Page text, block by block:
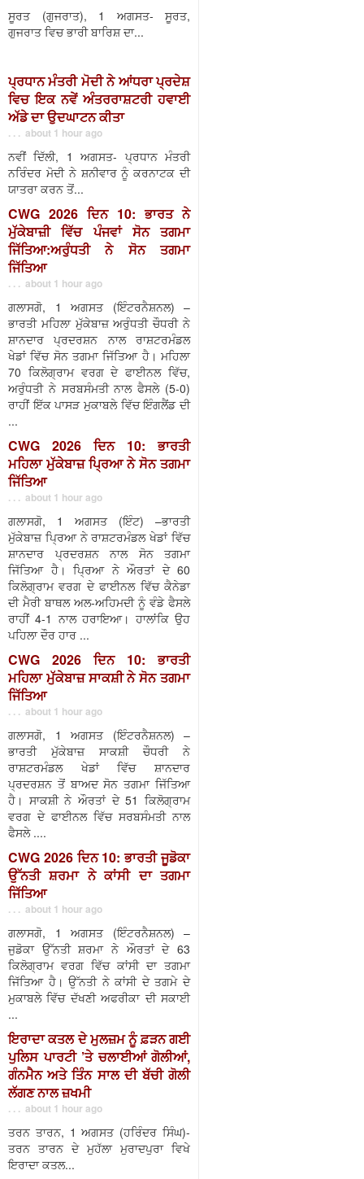
ਸੂਰਤ (ਗੁਜਰਾਤ), 1 ਅਗਸਤ- ਸੂਰਤ,
ਗੁਜਰਾਤ ਵਿਚ ਭਾਰੀ ਬਾਰਿਸ਼ ਦਾ...
ਪ੍ਰਧਾਨ ਮੰਤਰੀ ਮੋਦੀ ਨੇ ਆਂਧਰਾ ਪ੍ਰਦੇਸ਼
ਵਿਚ ਇਕ ਨਵੇਂ ਅੰਤਰਰਾਸ਼ਟਰੀ ਹਵਾਈ
ਅੱਡੇ ਦਾ ਉਦਘਾਟਨ ਕੀਤਾ
. . . about 1 hour ago
ਨਵੀਂ ਦਿੱਲੀ, 1 ਅਗਸਤ- ਪ੍ਰਧਾਨ ਮੰਤਰੀ
ਨਰਿੰਦਰ ਮੋਦੀ ਨੇ ਸ਼ਨੀਵਾਰ ਨੂੰ ਕਰਨਾਟਕ ਦੀ
ਯਾਤਰਾ ਕਰਨ ਤੋਂ...
CWG 2026 ਦਿਨ 10: ਭਾਰਤ ਨੇ
ਮੁੱਕੇਬਾਜ਼ੀ ਵਿੱਚ ਪੰਜਵਾਂ ਸੋਨ ਤਗਮਾ
ਜਿੱਤਿਆ:ਅਰੁੰਧਤੀ ਨੇ ਸੋਨ ਤਗਮਾ
ਜਿੱਤਿਆ
. . . about 1 hour ago
ਗਲਾਸਗੋ, 1 ਅਗਸਤ (ਇੰਟਰਨੈਸ਼ਨਲ) –
ਭਾਰਤੀ ਮਹਿਲਾ ਮੁੱਕੇਬਾਜ਼ ਅਰੁੰਧਤੀ ਚੌਧਰੀ ਨੇ
ਸ਼ਾਨਦਾਰ ਪ੍ਰਦਰਸ਼ਨ ਨਾਲ ਰਾਸ਼ਟਰਮੰਡਲ
ਖੇਡਾਂ ਵਿੱਚ ਸੋਨ ਤਗਮਾ ਜਿੱਤਿਆ ਹੈ। ਮਹਿਲਾ
70 ਕਿਲੋਗ੍ਰਾਮ ਵਰਗ ਦੇ ਫਾਈਨਲ ਵਿੱਚ,
ਅਰੁੰਧਤੀ ਨੇ ਸਰਬਸੰਮਤੀ ਨਾਲ ਫੈਸਲੇ (5-0)
ਰਾਹੀਂ ਇੱਕ ਪਾਸੜ ਮੁਕਾਬਲੇ ਵਿੱਚ ਇੰਗਲੈਂਡ ਦੀ
...
CWG 2026 ਦਿਨ 10: ਭਾਰਤੀ
ਮਹਿਲਾ ਮੁੱਕੇਬਾਜ਼ ਪ੍ਰਿਆ ਨੇ ਸੋਨ ਤਗਮਾ
ਜਿੱਤਿਆ
. . . about 1 hour ago
ਗਲਾਸਗੋ, 1 ਅਗਸਤ (ਇੰਟ) –ਭਾਰਤੀ
ਮੁੱਕੇਬਾਜ਼ ਪ੍ਰਿਆ ਨੇ ਰਾਸ਼ਟਰਮੰਡਲ ਖੇਡਾਂ ਵਿੱਚ
ਸ਼ਾਨਦਾਰ ਪ੍ਰਦਰਸ਼ਨ ਨਾਲ ਸੋਨ ਤਗਮਾ
ਜਿੱਤਿਆ ਹੈ। ਪ੍ਰਿਆ ਨੇ ਔਰਤਾਂ ਦੇ 60
ਕਿਲੋਗ੍ਰਾਮ ਵਰਗ ਦੇ ਫਾਈਨਲ ਵਿੱਚ ਕੈਨੇਡਾ
ਦੀ ਮੈਰੀ ਬਾਥਲ ਅਲ-ਅਹਿਮਦੀ ਨੂੰ ਵੰਡੇ ਫੈਸਲੇ
ਰਾਹੀਂ 4-1 ਨਾਲ ਹਰਾਇਆ। ਹਾਲਾਂਕਿ ਉਹ
ਪਹਿਲਾ ਦੌਰ ਹਾਰ ...
CWG 2026 ਦਿਨ 10: ਭਾਰਤੀ
ਮਹਿਲਾ ਮੁੱਕੇਬਾਜ਼ ਸਾਕਸ਼ੀ ਨੇ ਸੋਨ ਤਗਮਾ
ਜਿੱਤਿਆ
. . . about 1 hour ago
ਗਲਾਸਗੋ, 1 ਅਗਸਤ (ਇੰਟਰਨੈਸ਼ਨਲ) –
ਭਾਰਤੀ ਮੁੱਕੇਬਾਜ਼ ਸਾਕਸ਼ੀ ਚੌਧਰੀ ਨੇ
ਰਾਸ਼ਟਰਮੰਡਲ ਖੇਡਾਂ ਵਿੱਚ ਸ਼ਾਨਦਾਰ
ਪ੍ਰਦਰਸ਼ਨ ਤੋਂ ਬਾਅਦ ਸੋਨ ਤਗਮਾ ਜਿੱਤਿਆ
ਹੈ। ਸਾਕਸ਼ੀ ਨੇ ਔਰਤਾਂ ਦੇ 51 ਕਿਲੋਗ੍ਰਾਮ
ਵਰਗ ਦੇ ਫਾਈਨਲ ਵਿੱਚ ਸਰਬਸੰਮਤੀ ਨਾਲ
ਫੈਸਲੇ ....
CWG 2026 ਦਿਨ 10: ਭਾਰਤੀ ਜੂਡੋਕਾ
ਉੱਨਤੀ ਸ਼ਰਮਾ ਨੇ ਕਾਂਸੀ ਦਾ ਤਗਮਾ
ਜਿੱਤਿਆ
. . . about 1 hour ago
ਗਲਾਸਗੋ, 1 ਅਗਸਤ (ਇੰਟਰਨੈਸ਼ਨਲ) –
ਜੁਡੋਕਾ ਉੱਨਤੀ ਸ਼ਰਮਾ ਨੇ ਔਰਤਾਂ ਦੇ 63
ਕਿਲੋਗ੍ਰਾਮ ਵਰਗ ਵਿੱਚ ਕਾਂਸੀ ਦਾ ਤਗਮਾ
ਜਿੱਤਿਆ ਹੈ। ਉੱਨਤੀ ਨੇ ਕਾਂਸੀ ਦੇ ਤਗਮੇ ਦੇ
ਮੁਕਾਬਲੇ ਵਿੱਚ ਦੱਖਣੀ ਅਫਰੀਕਾ ਦੀ ਸਕਾਈ
...
ਇਰਾਦਾ ਕਤਲ ਦੇ ਮੁਲਜ਼ਮ ਨੂੰ ਫ਼ੜਨ ਗਈ
ਪੁਲਿਸ ਪਾਰਟੀ ’ਤੇ ਚਲਾਈਆਂ ਗੋਲੀਆਂ,
ਗੰਨਮੈਨ ਅਤੇ ਤਿੰਨ ਸਾਲ ਦੀ ਬੱਚੀ ਗੋਲੀ
ਲੱਗਣ ਨਾਲ ਜ਼ਖਮੀ
. . . about 1 hour ago
ਤਰਨ ਤਾਰਨ, 1 ਅਗਸਤ (ਹਰਿੰਦਰ ਸਿੰਘ)-
ਤਰਨ ਤਾਰਨ ਦੇ ਮੁਹੱਲਾ ਮੁਰਾਦਪੁਰਾ ਵਿਖੇ
ਇਰਾਦਾ ਕਤਲ...